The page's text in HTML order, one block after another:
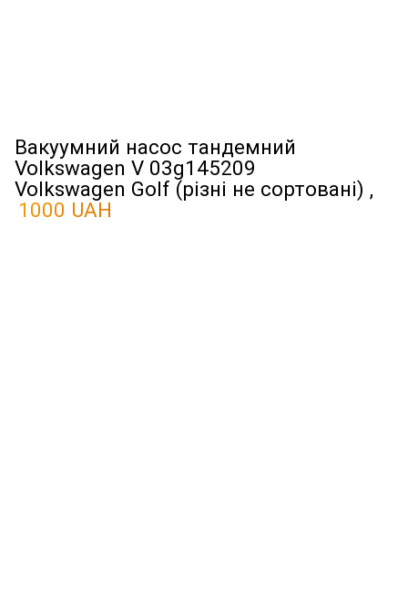
Вакуумний насос тандемний
Volkswagen V 03g145209
Volkswagen Golf (різні не сортовані) ,
1000 UAH